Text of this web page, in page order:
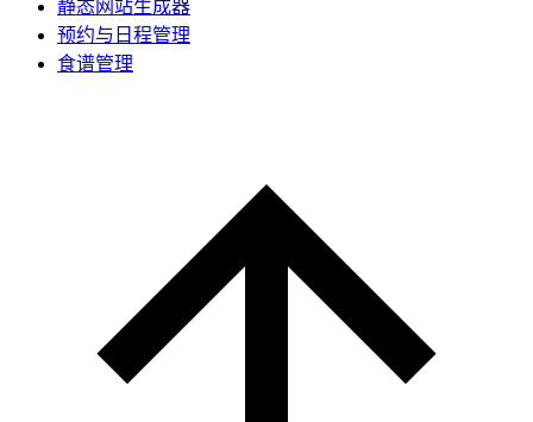
静态网站生成器
预约与日程管理
食谱管理